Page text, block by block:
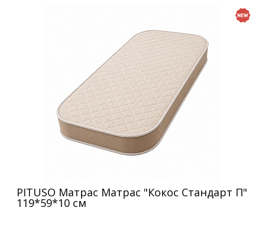
PITUSO Матрас Матрас "Кокос Стандарт П"
119*59*10 см